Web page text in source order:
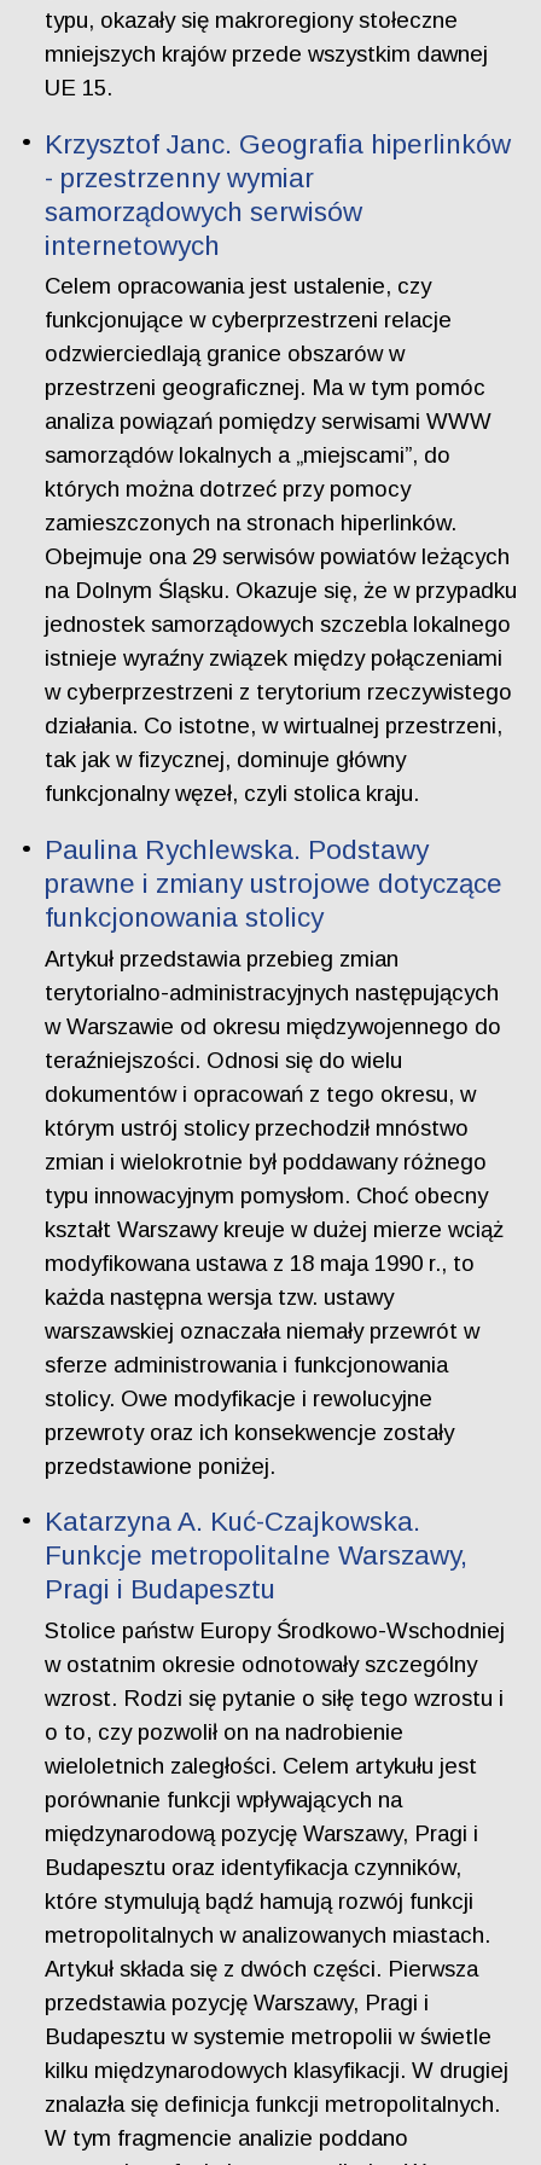
typu, okazały się makroregiony stołeczne
mniejszych krajów przede wszystkim dawnej
UE 15.
Krzysztof Janc. Geografia hiperlinków
- przestrzenny wymiar
samorządowych serwisów
internetowych
Celem opracowania jest ustalenie, czy
funkcjonujące w cyberprzestrzeni relacje
odzwierciedlają granice obszarów w
przestrzeni geograficznej. Ma w tym pomóc
analiza powiązań pomiędzy serwisami WWW
samorządów lokalnych a „miejscami”, do
których można dotrzeć przy pomocy
zamieszczonych na stronach hiperlinków.
Obejmuje ona 29 serwisów powiatów leżących
na Dolnym Śląsku. Okazuje się, że w przypadku
jednostek samorządowych szczebla lokalnego
istnieje wyraźny związek między połączeniami
w cyberprzestrzeni z terytorium rzeczywistego
działania. Co istotne, w wirtualnej przestrzeni,
tak jak w fizycznej, dominuje główny
funkcjonalny węzeł, czyli stolica kraju.
Paulina Rychlewska. Podstawy
prawne i zmiany ustrojowe dotyczące
funkcjonowania stolicy
Artykuł przedstawia przebieg zmian
terytorialno-administracyjnych następujących
w Warszawie od okresu międzywojennego do
teraźniejszości. Odnosi się do wielu
dokumentów i opracowań z tego okresu, w
którym ustrój stolicy przechodził mnóstwo
zmian i wielokrotnie był poddawany różnego
typu innowacyjnym pomysłom. Choć obecny
kształt Warszawy kreuje w dużej mierze wciąż
modyfikowana ustawa z 18 maja 1990 r., to
każda następna wersja tzw. ustawy
warszawskiej oznaczała niemały przewrót w
sferze administrowania i funkcjonowania
stolicy. Owe modyfikacje i rewolucyjne
przewroty oraz ich konsekwencje zostały
przedstawione poniżej.
Katarzyna A. Kuć-Czajkowska.
Funkcje metropolitalne Warszawy,
Pragi i Budapesztu
Stolice państw Europy Środkowo-Wschodniej
w ostatnim okresie odnotowały szczególny
wzrost. Rodzi się pytanie o siłę tego wzrostu i
o to, czy pozwolił on na nadrobienie
wieloletnich zaległości. Celem artykułu jest
porównanie funkcji wpływających na
międzynarodową pozycję Warszawy, Pragi i
Budapesztu oraz identyfikacja czynników,
które stymulują bądź hamują rozwój funkcji
metropolitalnych w analizowanych miastach.
Artykuł składa się z dwóch części. Pierwsza
przedstawia pozycję Warszawy, Pragi i
Budapesztu w systemie metropolii w świetle
kilku międzynarodowych klasyfikacji. W drugiej
znalazła się definicja funkcji metropolitalnych.
W tym fragmencie analizie poddano